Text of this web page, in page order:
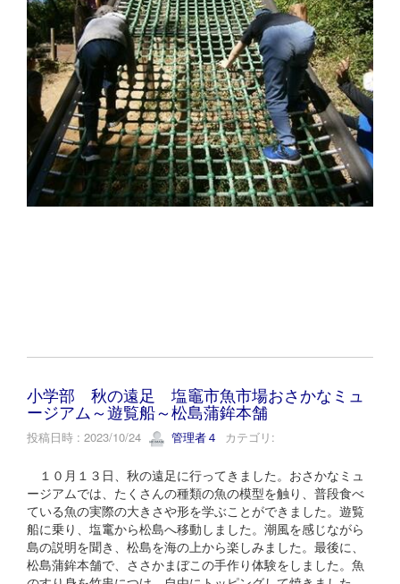
小学部 秋の遠足 塩竈市魚市場おさかなミュ
ージアム～遊覧船～松島蒲鉾本舗
投稿日時 : 2023/10/24 管理者４ カテゴリ:
１０月１３日、秋の遠足に行ってきました。おさかなミュ
ージアムでは、たくさんの種類の魚の模型を触り、普段食べ
ている魚の実際の大きさや形を学ぶことができました。遊覧
船に乗り、塩竃から松島へ移動しました。潮風を感じながら
島の説明を聞き、松島を海の上から楽しみました。最後に、
松島蒲鉾本舗で、ささかまぼこの手作り体験をしました。魚